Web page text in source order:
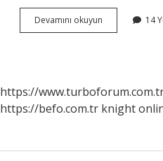
Devamını okuyun
Ne
14
https://
https://befo.com.tr knight